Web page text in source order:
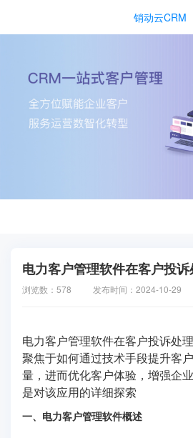
销动云CRM
电力客户管理软件在客户投
浏览数：578 发布时间：2024-10-29
电力客户管理软件在客户投诉处
聚焦于如何通过技术手段提升客
量，进而优化客户体验，增强企
是对该应用的详细探索
一、电力客户管理软件概述